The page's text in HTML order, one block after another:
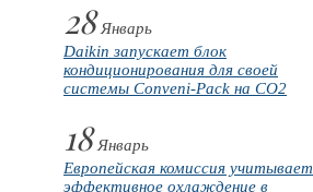
28Январь
Daikin запускает блок
кондиционирования для своей
системы Conveni-Pack на CO2
18Январь
Европейская комиссия учитывает
эффективное охлаждение в